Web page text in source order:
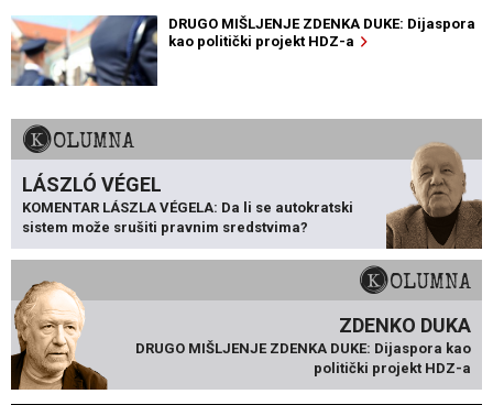
DRUGO MIŠLJENJE ZDENKA DUKE: Dijaspora
kao politički projekt HDZ-a
KOLUMNA
LÁSZLÓ VÉGEL
KOMENTAR LÁSZLA VÉGELA: Da li se autokratski
sistem može srušiti pravnim sredstvima?
KOLUMNA
ZDENKO DUKA
DRUGO MIŠLJENJE ZDENKA DUKE: Dijaspora kao
politički projekt HDZ-a